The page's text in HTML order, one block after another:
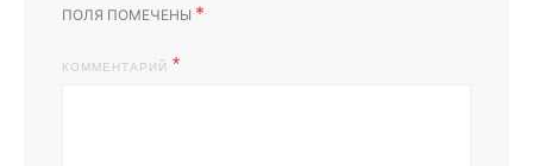
ПОЛЯ ПОМЕЧЕНЫ *
КОММЕНТАРИЙ